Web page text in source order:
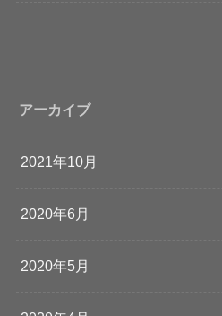
アーカイブ
2021年10月
2020年6月
2020年5月